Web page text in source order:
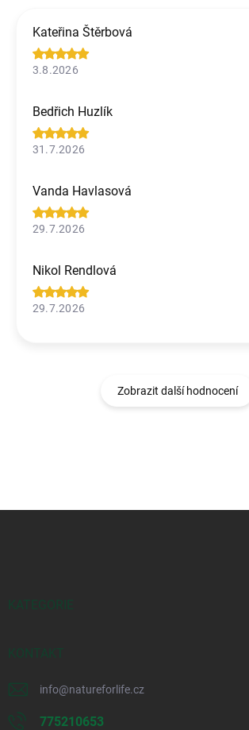
Kateřina Štěrbová
3.8.2026
Bedřich Huzlík
31.7.2026
Vanda Havlasová
29.7.2026
Nikol Rendlová
29.7.2026
Zobrazit další hodnocení
KATEGORIE
KONTAKT
info@natureforlife.cz
775210653